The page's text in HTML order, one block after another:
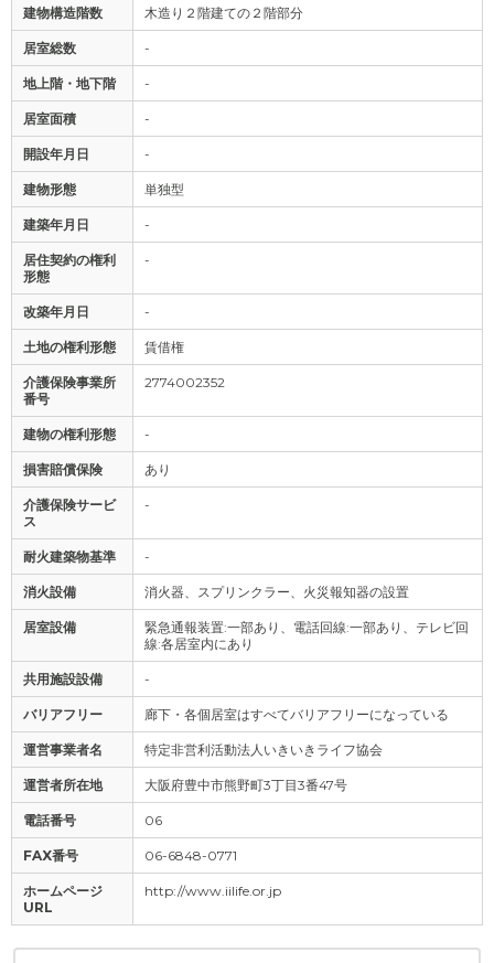
建物構造階数 木造り２階建ての２階部分
居室総数 -
地上階・地下階 -
居室面積 -
開設年月日 -
建物形態 単独型
建築年月日 -
居住契約の権利
形態
-
改築年月日 -
土地の権利形態 賃借権
介護保険事業所
番号
2774002352
建物の権利形態 -
損害賠償保険 あり
介護保険サービ
ス
-
耐火建築物基準 -
消火設備 消火器、スプリンクラー、火災報知器の設置
居室設備
緊急通報装置:一部あり、電話回線:一部あり、テレビ回
線:各居室内にあり
共用施設設備 -
バリアフリー 廊下・各個居室はすべてバリアフリーになっている
運営事業者名 特定非営利活動法人いきいきライフ協会
運営者所在地 大阪府豊中市熊野町3丁目3番47号
電話番号 06
FAX番号 06-6848-0771
ホームページ
URL
http://www.iilife.or.jp